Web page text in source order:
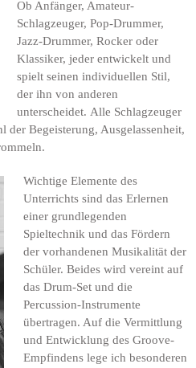
Ob Anfänger, Amateur-
Schlagzeuger, Pop-Drummer,
Jazz-Drummer, Rocker oder
Klassiker, jeder entwickelt und
spielt seinen individuellen Stil,
der ihn von anderen
unterscheidet. Alle Schlagzeuger
der Begeisterung, Ausgelassenheit,
Wichtige Elemente des
Unterrichts sind das Erlernen
einer grundlegenden
Spieltechnik und das Fördern
der vorhandenen Musikalität der
Schüler. Beides wird vereint auf
das Drum-Set und die
Percussion-Instrumente
übertragen. Auf die Vermittlung
und Entwicklung des Groove-
Empfindens lege ich besonderen